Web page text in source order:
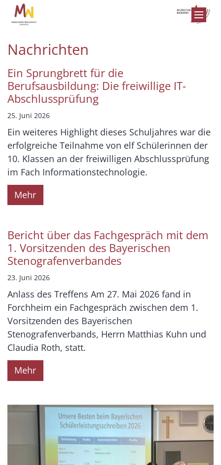
Zum Inhalt springen
Nachrichten
Ein Sprungbrett für die
Berufsausbildung: Die freiwillige IT-
Abschlussprüfung
25. Juni 2026
Ein weiteres Highlight dieses Schuljahres war die
erfolgreiche Teilnahme von elf Schülerinnen der
10. Klassen an der freiwilligen Abschlussprüfung
im Fach Informationstechnologie.
Mehr
Bericht über das Fachgespräch mit dem
1. Vorsitzenden des Bayerischen
Stenografenverbandes
23. Juni 2026
Anlass des Treffens Am 27. Mai 2026 fand in
Forchheim ein Fachgespräch zwischen dem 1.
Vorsitzenden des Bayerischen
Stenografenverbands, Herrn Matthias Kuhn und
Claudia Roth, statt.
Mehr